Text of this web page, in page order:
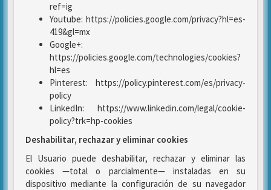
ref=ig
Youtube: https://policies.google.com/privacy?hl=es-
419&gl=mx
Google+:
https://policies.google.com/technologies/cookies?
hl=es
Pinterest: https://policy.pinterest.com/es/privacy-
policy
LinkedIn: https://www.linkedin.com/legal/cookie-
policy?trk=hp-cookies
Deshabilitar, rechazar y eliminar cookies
El Usuario puede deshabilitar, rechazar y eliminar las
cookies —total o parcialmente— instaladas en su
dispositivo mediante la configuración de su navegador